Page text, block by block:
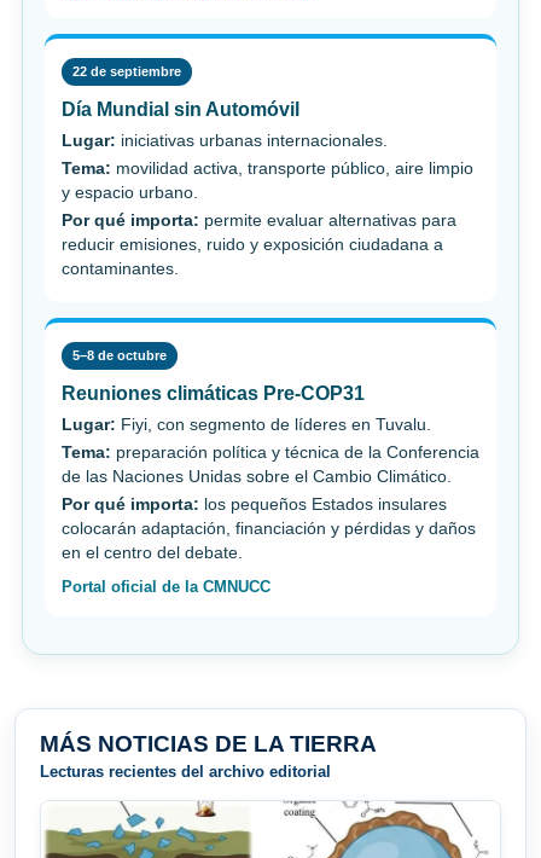
22 de septiembre
Día Mundial sin Automóvil
Lugar: iniciativas urbanas internacionales.
Tema: movilidad activa, transporte público, aire limpio
y espacio urbano.
Por qué importa: permite evaluar alternativas para
reducir emisiones, ruido y exposición ciudadana a
contaminantes.
5–8 de octubre
Reuniones climáticas Pre-COP31
Lugar: Fiyi, con segmento de líderes en Tuvalu.
Tema: preparación política y técnica de la Conferencia
de las Naciones Unidas sobre el Cambio Climático.
Por qué importa: los pequeños Estados insulares
colocarán adaptación, financiación y pérdidas y daños
en el centro del debate.
Portal oficial de la CMNUCC
MÁS NOTICIAS DE LA TIERRA
Lecturas recientes del archivo editorial